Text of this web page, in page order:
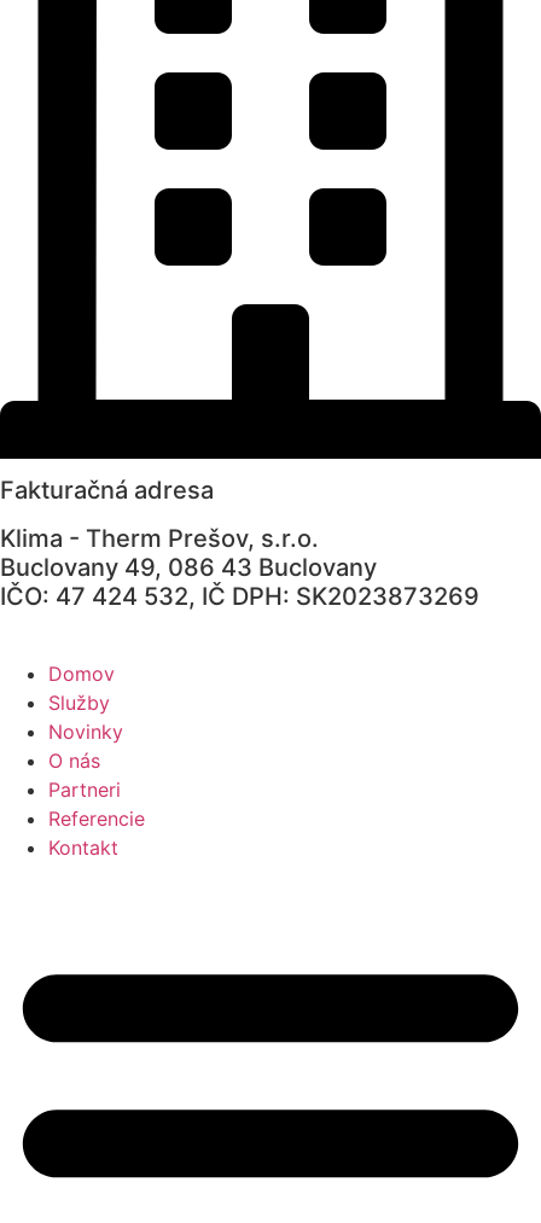
Fakturačná adresa
Klima - Therm Prešov, s.r.o.
Buclovany 49, 086 43 Buclovany
IČO: 47 424 532, IČ DPH: SK2023873269
Domov
Služby
Novinky
O nás
Partneri
Referencie
Kontakt